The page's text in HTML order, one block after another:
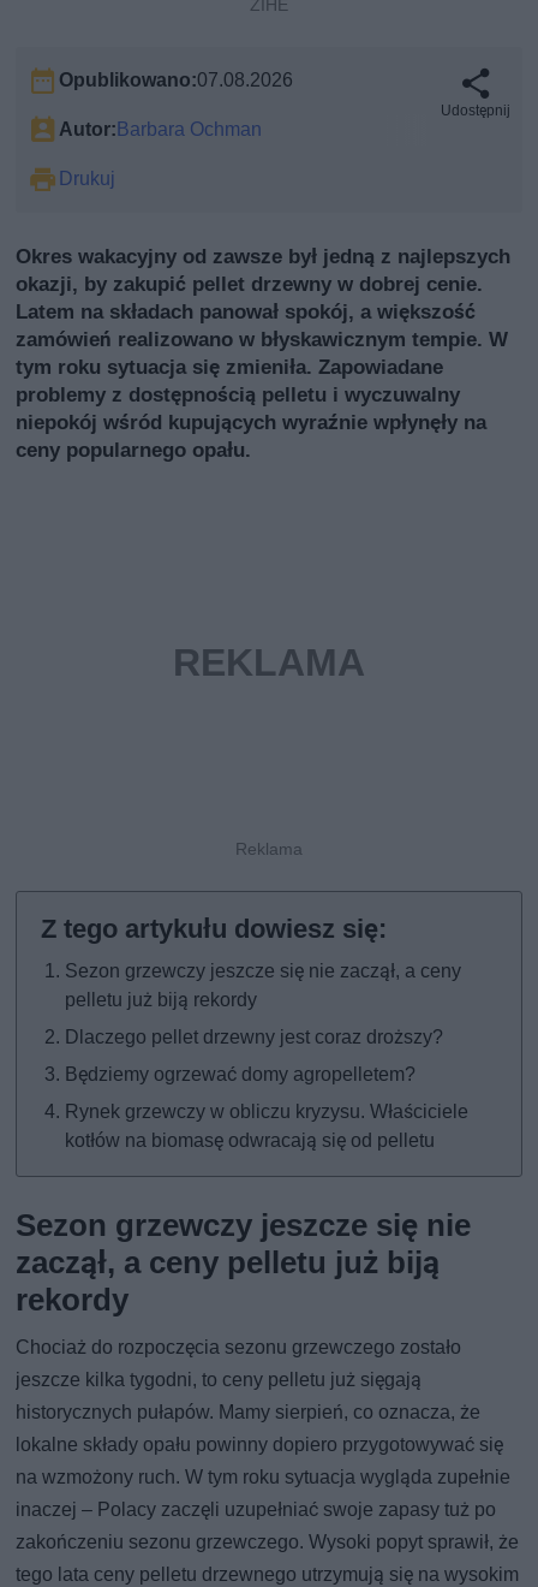
ZIHE
Opublikowano:07.08.2026
Autor:Barbara Ochman
Drukuj
Udostępnij
Okres wakacyjny od zawsze był jedną z najlepszych
okazji, by zakupić pellet drzewny w dobrej cenie.
Latem na składach panował spokój, a większość
zamówień realizowano w błyskawicznym tempie. W
tym roku sytuacja się zmieniła. Zapowiadane
problemy z dostępnością pelletu i wyczuwalny
niepokój wśród kupujących wyraźnie wpłynęły na
ceny popularnego opału.
Sezon grzewczy jeszcze się nie zaczął, a ceny
pelletu już biją rekordy
Dlaczego pellet drzewny jest coraz droższy?
Będziemy ogrzewać domy agropelletem?
Rynek grzewczy w obliczu kryzysu. Właściciele
kotłów na biomasę odwracają się od pelletu
Sezon grzewczy jeszcze się nie
zaczął, a ceny pelletu już biją
rekordy
Chociaż do rozpoczęcia sezonu grzewczego zostało
jeszcze kilka tygodni, to ceny pelletu już sięgają
historycznych pułapów. Mamy sierpień, co oznacza, że
lokalne składy opału powinny dopiero przygotowywać się
na wzmożony ruch. W tym roku sytuacja wygląda zupełnie
inaczej – Polacy zaczęli uzupełniać swoje zapasy tuż po
zakończeniu sezonu grzewczego. Wysoki popyt sprawił, że
tego lata ceny pelletu drzewnego utrzymują się na wysokim